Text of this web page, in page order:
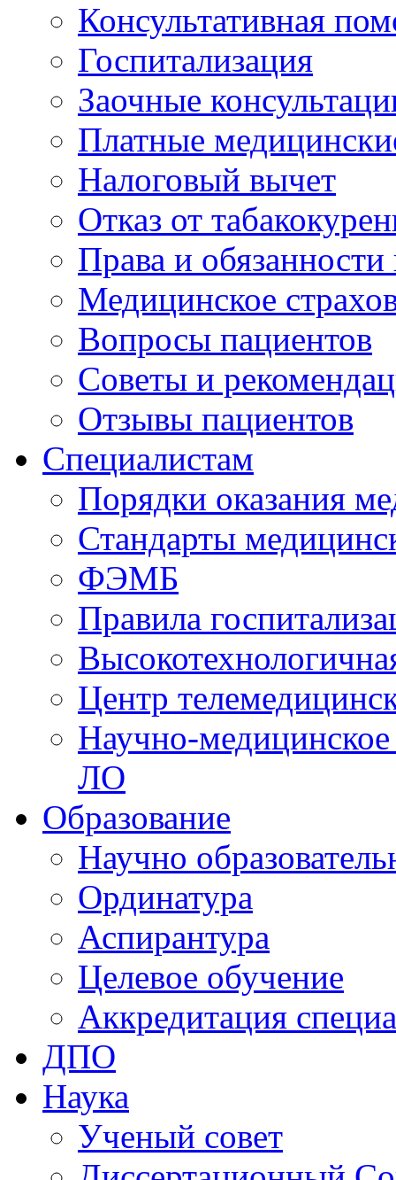
Консультативная
Госпитализация
Заочные
Платные
Налоговый вычет
Отказ от
Права и
Медицинское
Вопросы пациентов
Советы и
Отзывы пациентов
Специалистам
Порядки оказания
Стандарты
ФЭМБ
Правила
Центр
Научно-
ЛО
Образование
Научно
Ординатура
Аспирантура
Целевое обучение
Аккредитация
ДПО
Наука
Ученый совет